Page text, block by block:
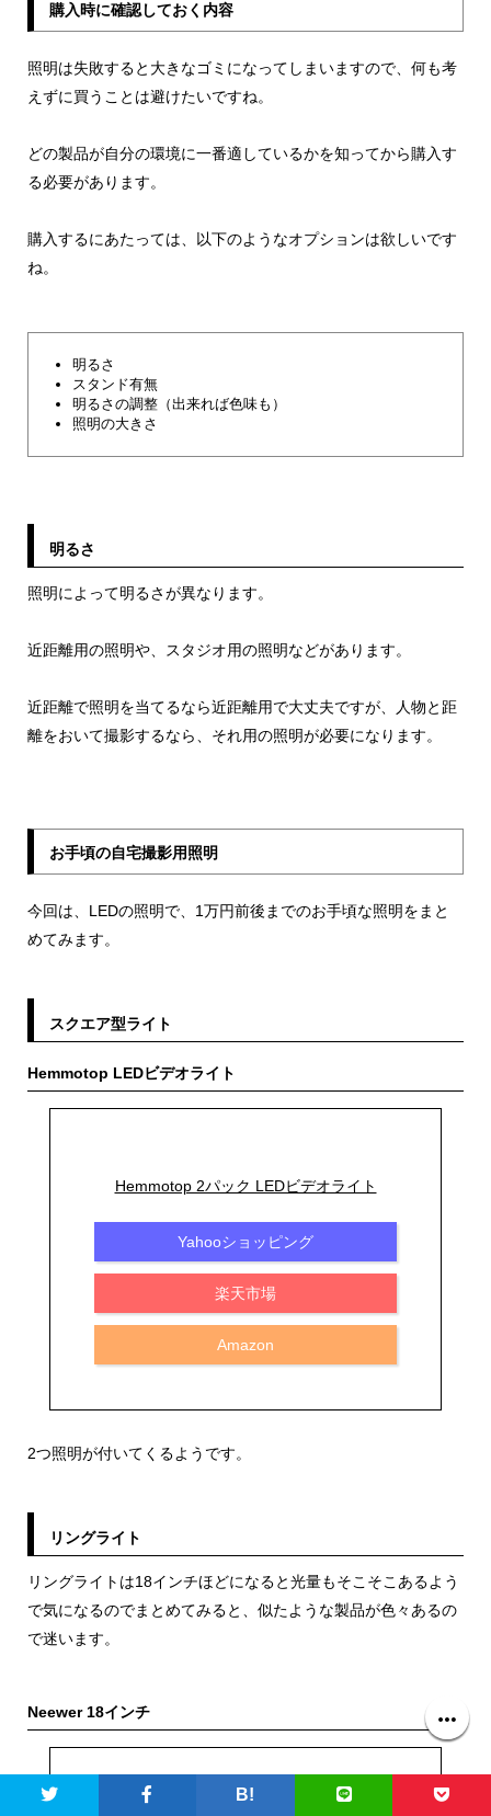
購入時に確認しておく内容
照明は失敗すると大きなゴミになってしまいますので、何も考
えずに買うことは避けたいですね。
どの製品が自分の環境に一番適しているかを知ってから購入す
る必要があります。
購入するにあたっては、以下のようなオプションは欲しいです
ね。
明るさ
スタンド有無
明るさの調整（出来れば色味も）
照明の大きさ
明るさ
照明によって明るさが異なります。
近距離用の照明や、スタジオ用の照明などがあります。
近距離で照明を当てるなら近距離用で大丈夫ですが、人物と距
離をおいて撮影するなら、それ用の照明が必要になります。
お手頃の自宅撮影用照明
今回は、LEDの照明で、1万円前後までのお手頃な照明をまと
めてみます。
スクエア型ライト
Hemmotop LEDビデオライト
Hemmotop 2パック LEDビデオライト
Yahooショッピング
楽天市場
Amazon
2つ照明が付いてくるようです。
リングライト
リングライトは18インチほどになると光量もそこそこあるよう
で気になるのでまとめてみると、似たような製品が色々あるの
で迷います。
Neewer 18インチ
B!